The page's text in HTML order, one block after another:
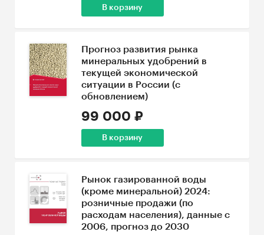
В корзину
Прогноз развития рынка
минеральных удобрений в
текущей экономической
ситуации в России (с
обновлением)
99 000 ₽
В корзину
Рынок газированной воды
(кроме минеральной) 2024:
розничные продажи (по
расходам населения), данные с
2006, прогноз до 2030